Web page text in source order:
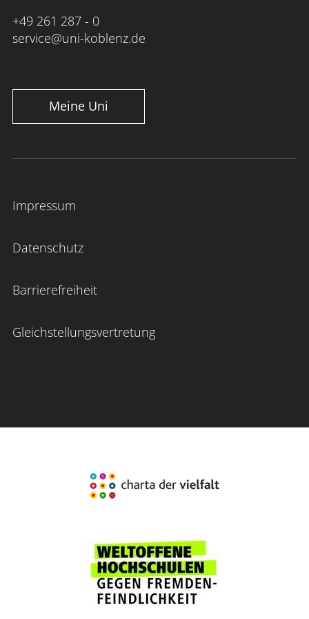
+49 261 287 - 0
service@uni-koblenz.de
Meine Uni
Impressum
Datenschutz
Barrierefreiheit
Gleichstellungsvertretung